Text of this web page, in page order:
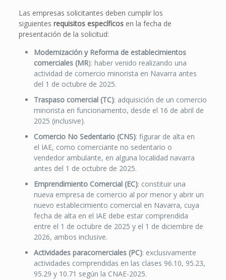
Las empresas solicitantes deben cumplir los
siguientesrequisitos específicos en la fecha de
presentación de la solicitud:
Modernización y Reforma de establecimientos
comerciales (MR): haber venido realizando una
actividad de comercio minorista en Navarra antes
del 1 de octubre de 2025.
Traspaso comercial (TC): adquisición de un comercio
minorista en funcionamento, desde el 16 de abril de
2025 (inclusive).
Comercio No Sedentario (CNS): figurar de alta en
el IAE, como comerciante no sedentario o
vendedor ambulante, en alguna localidad navarra
antes del 1 de octubre de 2025.
Emprendimiento Comercial (EC): constituir una
nueva empresa de comercio al por menor y abrir un
nuevo establecimiento comercial en Navarra, cuya
fecha de alta en el IAE debe estar comprendida
entre el 1 de octubre de 2025 y el 1 de diciembre de
2026, ambos inclusive.
Actividades paracomerciales (PC): exclusivamente
actividades comprendidas en las clases 96.10, 95.23,
95.29 y 10.71 según la CNAE-2025.